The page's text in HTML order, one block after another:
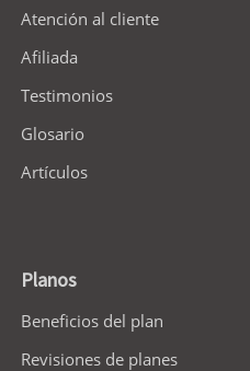
Atención al cliente
Afiliada
Testimonios
Glosario
Artículos
Planos
Beneficios del plan
Revisiones de planes